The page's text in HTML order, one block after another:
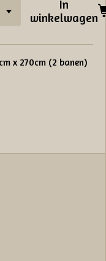
In
winkelwagen
x 270cm (2 banen)